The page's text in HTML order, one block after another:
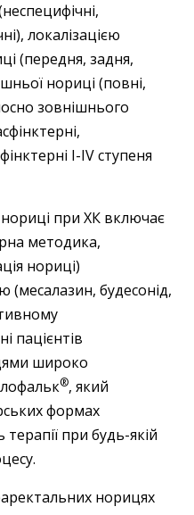
локалізацією
(передня, задня,
нориці (повні,
зовнішнього
I-IV ступеня
при ХК включає
методика,
нориці)
(месалазин, будесонід,
пацієнтів
широко
®, який
формах
при будь-якій
норицях